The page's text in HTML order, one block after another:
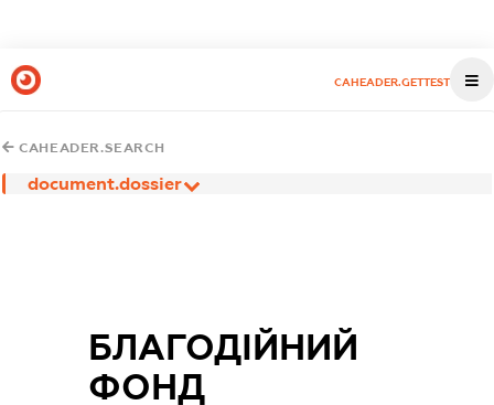
CAHEADER.GETTEST
CAHEADER.SEARCH
document.dossier
БЛАГОДІЙНИЙ
ФОНД